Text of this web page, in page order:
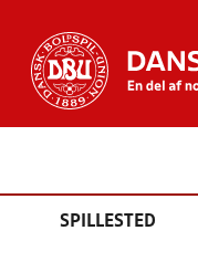
SPILLESTED